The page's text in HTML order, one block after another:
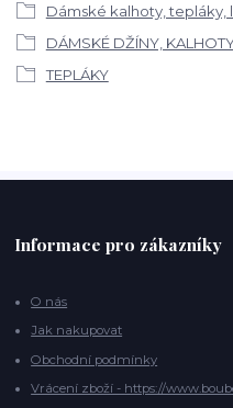
Dámské kalhoty, tepláky,
DÁMSKÉ DŽÍNY,
TEPLÁKY
Informace pro zákazníky
O nás
Jak nakupovat
Obchodní podmínky
Vrácení zboží - https://